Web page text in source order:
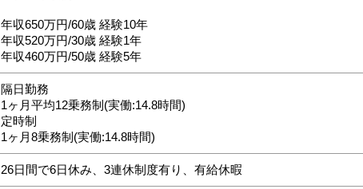
年収650万円/60歳 経験10年
年収520万円/30歳 経験1年
年収460万円/50歳 経験5年
隔日勤務
1ヶ月平均12乗務制(実働:14.8時間)
定時制
1ヶ月8乗務制(実働:14.8時間)
26日間で6日休み、3連休制度有り、有給休暇